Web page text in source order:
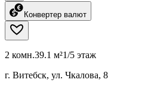
Конвертер валют
2 комн.39.1 м²1/5 этаж
г. Витебск, ул. Чкалова, 8